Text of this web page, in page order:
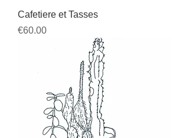
Cafetiere et Tasses
Price
€60.00